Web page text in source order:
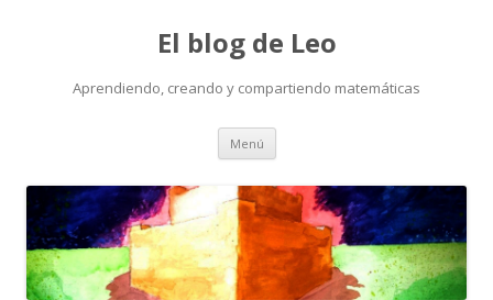
El blog de Leo
Aprendiendo, creando y compartiendo matemáticas
Menú Saltar
contenido